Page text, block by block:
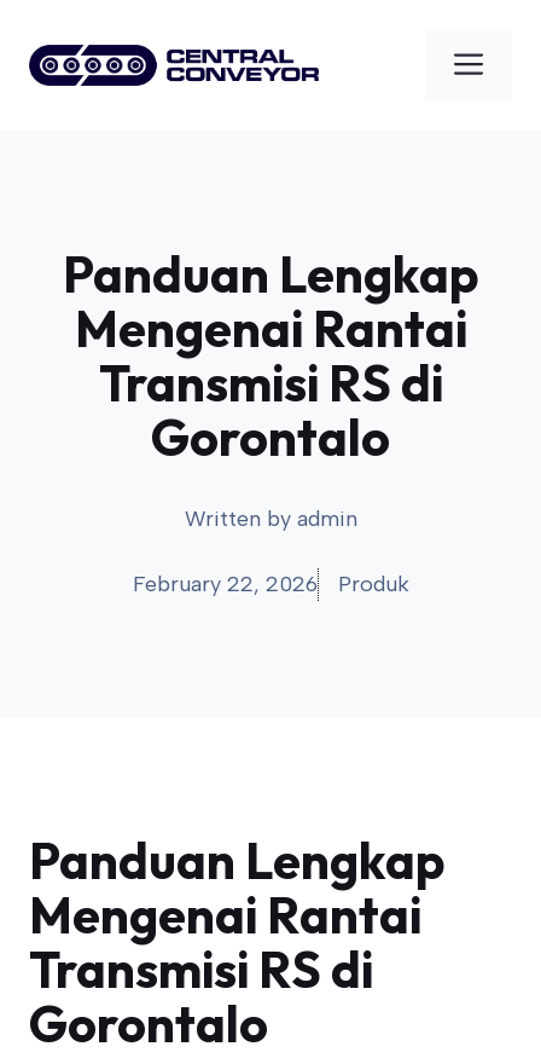
content
Panduan Lengkap
Mengenai Rantai
Transmisi RS di
Gorontalo
Written by admin
February 22, 2026 Produk
Panduan Lengkap
Mengenai Rantai
Transmisi RS di
Gorontalo